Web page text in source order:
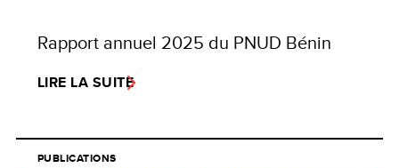
Rapport annuel 2025 du PNUD Bénin
LIRE LA SUITE
PUBLICATIONS